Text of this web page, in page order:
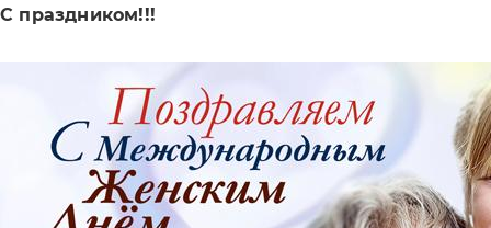
С праздником!!!